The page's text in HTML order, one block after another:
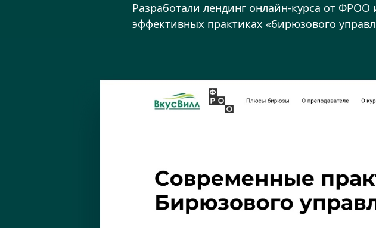
Разработали лендинг онлайн-курса от
эффективных практиках «бирюзового